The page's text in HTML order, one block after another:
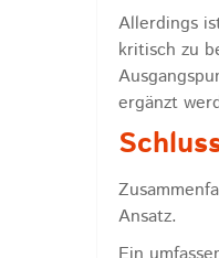
Allerdings
kritisch zu
ergänzt
Ansatz.